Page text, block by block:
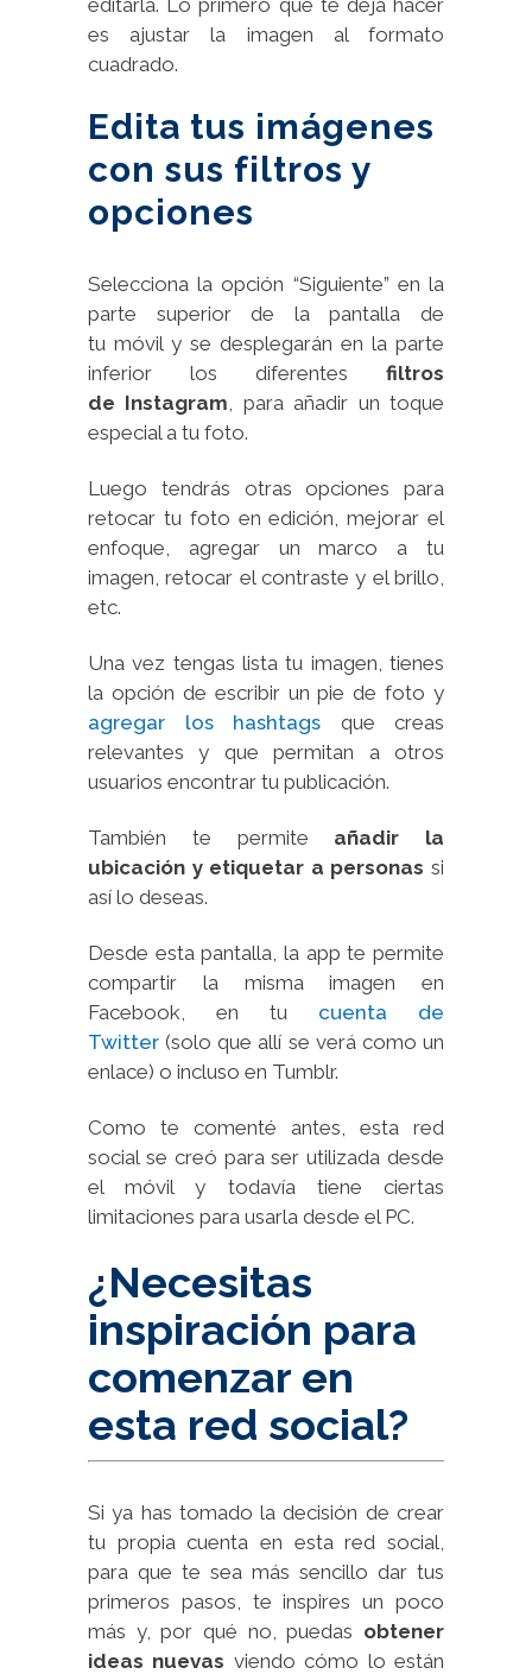
es ajustar la imagen al formato
cuadrado.
Edita tus imágenes
con sus filtros y
opciones
Selecciona la opción “Siguiente” en la
parte superior de la pantalla de
tu móvil y se desplegarán en la parte
inferior los diferentes filtros
de Instagram , para añadir un toque
especial a tu foto.
Luego tendrás otras opciones para
retocar tu foto en edición, mejorar el
enfoque, agregar un marco a tu
imagen, retocar el contraste y el brillo,
etc.
Una vez tengas lista tu imagen, tienes
la opción de escribir un pie de foto y
agregar los hashtags que creas
relevantes y que permitan a otros
usuarios encontrar tu publicación.
También te permite añadir la
ubicación y etiquetar a personas si
así lo deseas.
Desde esta pantalla, la app te permite
compartir la misma imagen en
Facebook, en tu cuenta de
Twitter (solo que allí se verá como un
enlace) o incluso en Tumblr.
Como te comenté antes, esta red
social se creó para ser utilizada desde
el móvil y todavía tiene ciertas
limitaciones para usarla desde el PC.
¿Necesitas
inspiración para
comenzar en
esta red social?
Si ya has tomado la decisión de crear
tu propia cuenta en esta red social,
para que te sea más sencillo dar tus
primeros pasos, te inspires un poco
más y, por qué no, puedas obtener
ideas nuevas viendo cómo lo están